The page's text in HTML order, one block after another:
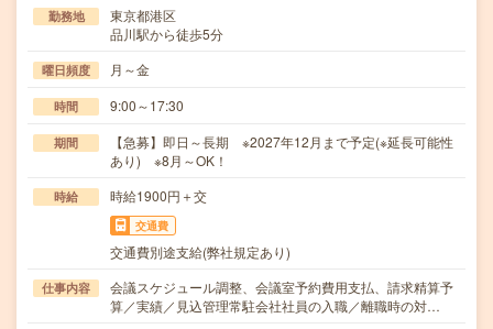
勤務地
東京都港区
品川駅から徒歩5分
曜日頻度 月～金
時間 9:00～17:30
期間
【急募】即日～長期 ※2027年12月まで予定(※延長可能性
あり) ※8月～OK！
時給 時給1900円＋交
交通費
交通費別途支給(弊社規定あり)
仕事内容
会議スケジュール調整、会議室予約費用支払、請求精算予
算／実績／見込管理常駐会社社員の入職／離職時の対…